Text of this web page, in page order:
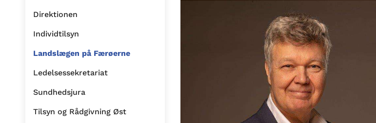
Direktionen
Individtilsyn
Landslægen på Færøerne
Ledelsessekretariat
Sundhedsjura
Tilsyn og Rådgivning Øst